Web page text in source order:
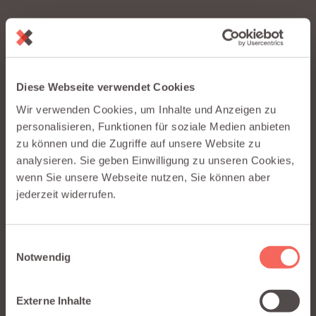
Diese Webseite verwendet Cookies
Wir verwenden Cookies, um Inhalte und Anzeigen zu
personalisieren, Funktionen für soziale Medien anbieten
zu können und die Zugriffe auf unsere Website zu
analysieren. Sie geben Einwilligung zu unseren Cookies,
wenn Sie unsere Webseite nutzen, Sie können aber
jederzeit widerrufen.
Notwendig
Externe Inhalte
Wie du Claude by Anthropic
mit Integraid
Sieh dir unser kurzes Video an und erfahre, wie du Claude
by Anthropic in wenigen Minuten mit Salesforce verbindest
– ganz ohne Code.
gehostet (www.youtube-nocookie.com). Durch
die Anzeige der externen Inhalte akzeptieren Sie